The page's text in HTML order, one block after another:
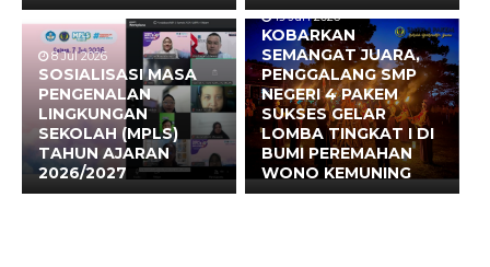
8 Jul 2026
SOSIALISASI MASA
PENGENALAN
LINGKUNGAN
SEKOLAH (MPLS)
TAHUN AJARAN
2026/2027
19 Jun 2026
KOBARKAN
SEMANGAT JUARA,
PENGGALANG SMP
NEGERI 4 PAKEM
SUKSES GELAR
LOMBA TINGKAT I DI
BUMI PEREMAHAN
WONO KEMUNING